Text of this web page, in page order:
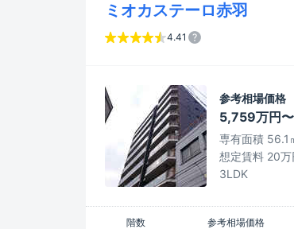
ミオカステーロ赤羽
4.41
参考相場価格
5,759万円
専有面積 56.1
想定賃料 20
3LDK
階数 参考相場価格